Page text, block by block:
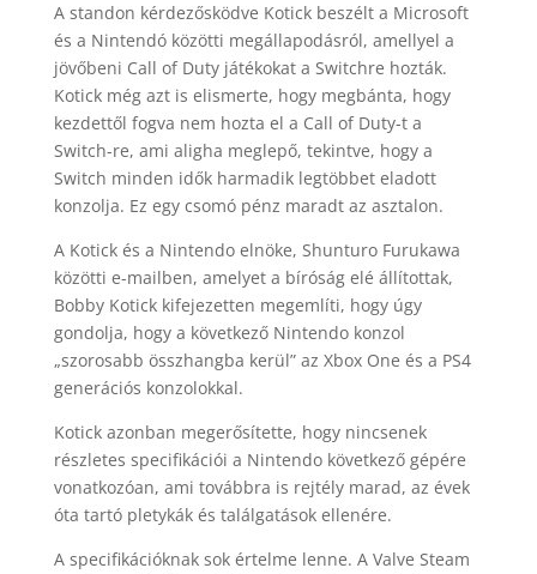
A standon kérdezősködve Kotick beszélt a Microsoft
és a Nintendó közötti megállapodásról, amellyel a
jövőbeni Call of Duty játékokat a Switchre hozták.
Kotick még azt is elismerte, hogy megbánta, hogy
kezdettől fogva nem hozta el a Call of Duty-t a
Switch-re, ami aligha meglepő, tekintve, hogy a
Switch minden idők harmadik legtöbbet eladott
konzolja. Ez egy csomó pénz maradt az asztalon.
A Kotick és a Nintendo elnöke, Shunturo Furukawa
közötti e-mailben, amelyet a bíróság elé állítottak,
Bobby Kotick kifejezetten megemlíti, hogy úgy
gondolja, hogy a következő Nintendo konzol
„szorosabb összhangba kerül” az Xbox One és a PS4
generációs konzolokkal.
Kotick azonban megerősítette, hogy nincsenek
részletes specifikációi a Nintendo következő gépére
vonatkozóan, ami továbbra is rejtély marad, az évek
óta tartó pletykák és találgatások ellenére.
A specifikációknak sok értelme lenne. A Valve Steam